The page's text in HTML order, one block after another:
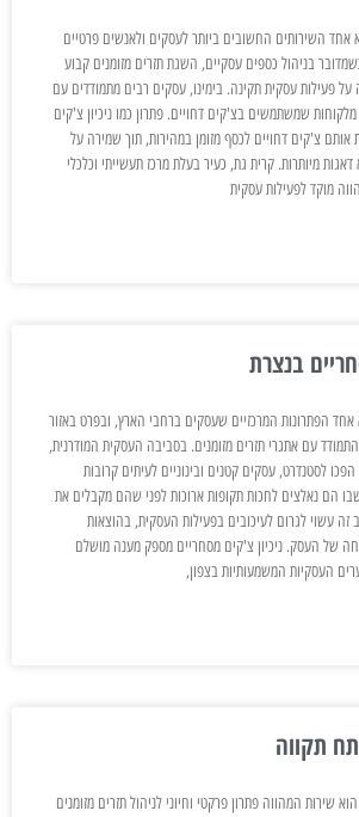
אחד השירותים החשובים ביותר לעסקים ולאנשים פרטיים
בניהול כספים עסקיים, השגת תזרים מזומנים קבוע
פעילות עסקית תקינה. בימינו, עסקים רבים מתמודדים עם
שמשתמשים בצ'קים דחויים. פתרון כמו ניכיון צ'קים
צ'קים דחויים לכסף מזומן במהירות, תוך שמירה על
מיותרות. קרית גת, כעיר בעלת מרכז תעשייתי וכלכלי
מוקד לפעילות עסקית
בנצרת
אחד הפתרונות המרכזיים שעסקים ברחבי הארץ, ובפרט באזור
עם אתגרי תזרים מזומנים. בסביבה העסקית המודרנית,
לסטנדרט, עסקים קטנים ובינוניים לעיתים קרובות
הם נאלצים לחכות תקופות ארוכות לפני שהם מקבלים את
עשוי לגרום לעיכובים בפעילות העסקית, בהוצאות
של העסק. ניכיון צ'קים מסחריים מספק מענה מושלם
העסקיות המשמעותיות בצפון,
תקווה
שירות המהווה פתרון פרקטי וחיוני לניהול תזרים מזומנים